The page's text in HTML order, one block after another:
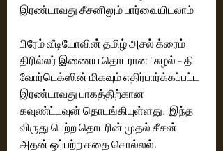
இரண்டாவது சீசனிலும் பார்வையிடலாம்
பிரேம் வீடியோவின் தமிழ் அசல் க்ரைம்
திரில்லர் இணைய தொடரான ' சுழல் - தி
வோர்டெக்ஸின் மிகவும் எதிர்பார்க்கப்பட்ட
இரண்டாவது பாகத்திற்கான
கவுண்ட்டவுன் தொடங்கியுள்ளது.  இந்த
விருது பெற்ற தொடரின் முதல் சீசன்
அதன் ஒப்பற்ற கதை சொல்லல்,